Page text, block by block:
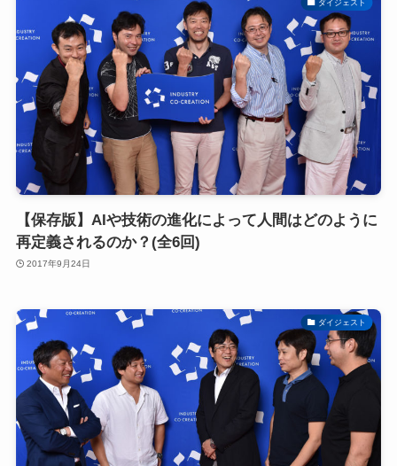
ダイジェスト
【保存版】AIや技術の進化によって人間はどのように
再定義されるのか？(全6回)
2017年9月24日
ダイジェスト